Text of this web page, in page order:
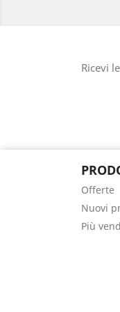
Ricevi
Offerte
Nuovi
Più